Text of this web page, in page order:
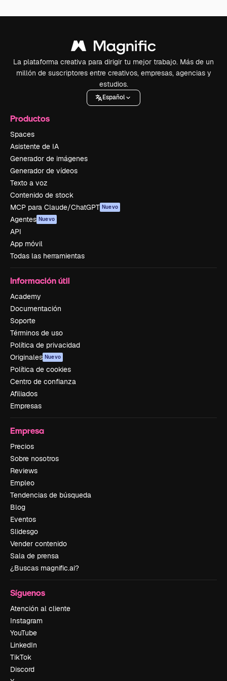
La plataforma creativa para dirigir tu mejor trabajo. Más de un
millón de suscriptores entre creativos, empresas, agencias y
estudios.
Español
Productos
Spaces
Asistente de IA
Generador de imágenes
Generador de vídeos
Texto a voz
Contenido de stock
MCP para Claude/ChatGPT Nuevo
Agentes Nuevo
API
App móvil
Todas las herramientas
Información útil
Academy
Documentación
Soporte
Términos de uso
Política de privacidad
Originales Nuevo
Política de cookies
Centro de confianza
Afiliados
Empresas
Empresa
Precios
Sobre nosotros
Reviews
Empleo
Tendencias de búsqueda
Blog
Eventos
Slidesgo
Vender contenido
Sala de prensa
¿Buscas magnific.ai?
Síguenos
Atención al cliente
Instagram
YouTube
LinkedIn
TikTok
Discord